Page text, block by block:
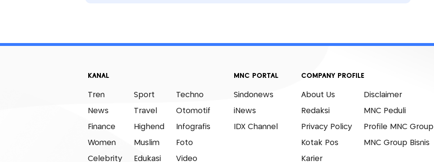
KANAL
Tren
News
Finance
Women
Celebrity
Sport
Travel
Highend
Muslim
Edukasi
Techno
Otomotif
Infografis
Foto
Video
MNC PORTAL
Sindonews
iNews
IDX Channel
COMPANY PROFILE
About Us
Redaksi
Privacy Policy
Kotak Pos
Karier
Disclaimer
MNC Peduli
Profile MNC Group
MNC Group Bisnis